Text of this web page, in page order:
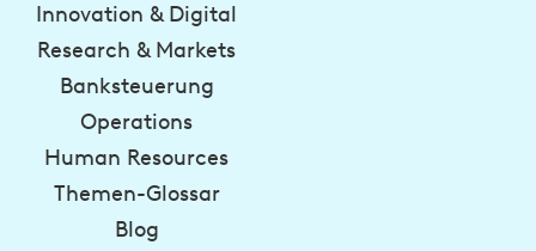
Innovation & Digital
Research & Markets
Banksteuerung
Operations
Human Resources
Themen-Glossar
Blog